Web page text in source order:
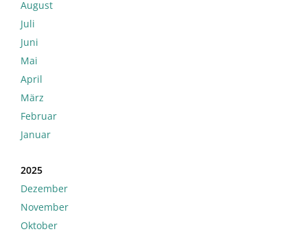
August
Juli
Juni
Mai
April
März
Februar
Januar
2025
Dezember
November
Oktober